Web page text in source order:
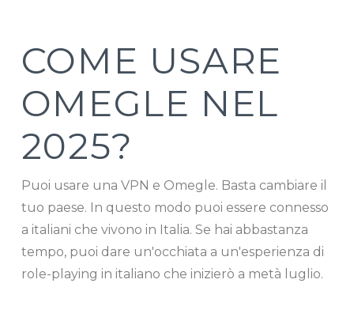
COME USARE
OMEGLE NEL
2025?
Puoi usare una VPN e Omegle. Basta cambiare il
tuo paese. In questo modo puoi essere connesso
a italiani che vivono in Italia. Se hai abbastanza
tempo, puoi dare un'occhiata a un'esperienza di
role-playing in italiano che inizierò a metà luglio.